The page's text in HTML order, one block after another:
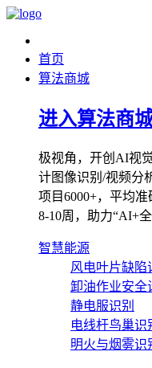
首页
算法商城
进入算法商
极视角，开创AI视
计图像识别/视频分
项目6000+，平均
8-10周，助力“AI+
智慧能源
风电叶片缺陷
卸油作业安全
静电服识别
电线杆鸟巢识
明火与烟雾识